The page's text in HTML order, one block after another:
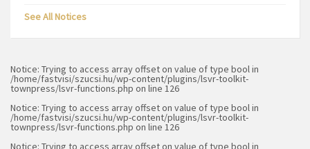
See All Notices
Notice: Trying to access array offset on value of type bool in
/home/fastvisi/szucsi.hu/wp-content/plugins/lsvr-toolkit-
townpress/lsvr-functions.php on line 126
Notice: Trying to access array offset on value of type bool in
/home/fastvisi/szucsi.hu/wp-content/plugins/lsvr-toolkit-
townpress/lsvr-functions.php on line 126
Notice: Trying to access array offset on value of type bool in